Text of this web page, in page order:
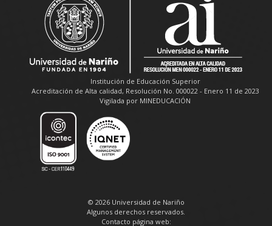
Institución de Educación Superior
Acreditación de Alta calidad, Resolución No. 000022 - Enero 11 de 2023
Vigilada por MINEDUCACIÓN
© 2026 Universidad de Nariño
Algunos derechos reservados.
Contacto página web: